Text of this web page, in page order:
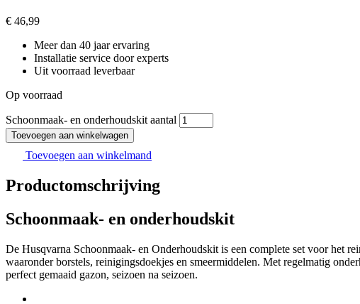
€ 46,99
Meer dan 40 jaar ervaring
Installatie service door experts
Uit voorraad leverbaar
Op voorraad
Schoonmaak- en onderhoudskit aantal
Toevoegen aan winkelwagen
Toevoegen aan winkelmand
Productomschrijving
Schoonmaak- en onderhoudskit
De Husqvarna Schoonmaak- en Onderhoudskit is een complete set voor het
waaronder borstels, reinigingsdoekjes en smeermiddelen. Met regelmatig
perfect gemaaid gazon, seizoen na seizoen.